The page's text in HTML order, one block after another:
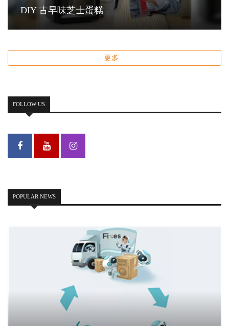
DIY 古早味芝士蛋糕
更多...
FOLLOW US
POPULAR NEWS